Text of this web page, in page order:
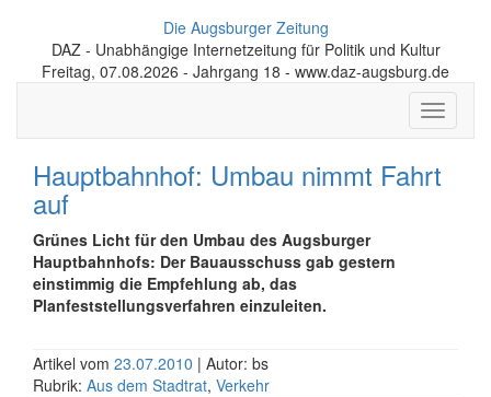
Die Augsburger Zeitung
DAZ - Unabhängige Internetzeitung für Politik und Kultur
Freitag, 07.08.2026 - Jahrgang 18 - www.daz-augsburg.de
Toggle
Hauptbahnhof: Umbau nimmt Fahrt
auf
Grünes Licht für den Umbau des Augsburger
Hauptbahnhofs: Der Bauausschuss gab gestern
einstimmig die Empfehlung ab, das
Planfeststellungsverfahren einzuleiten.
Artikel vom 23.07.2010 | Autor: bs
Rubrik: Aus dem Stadtrat, Verkehr